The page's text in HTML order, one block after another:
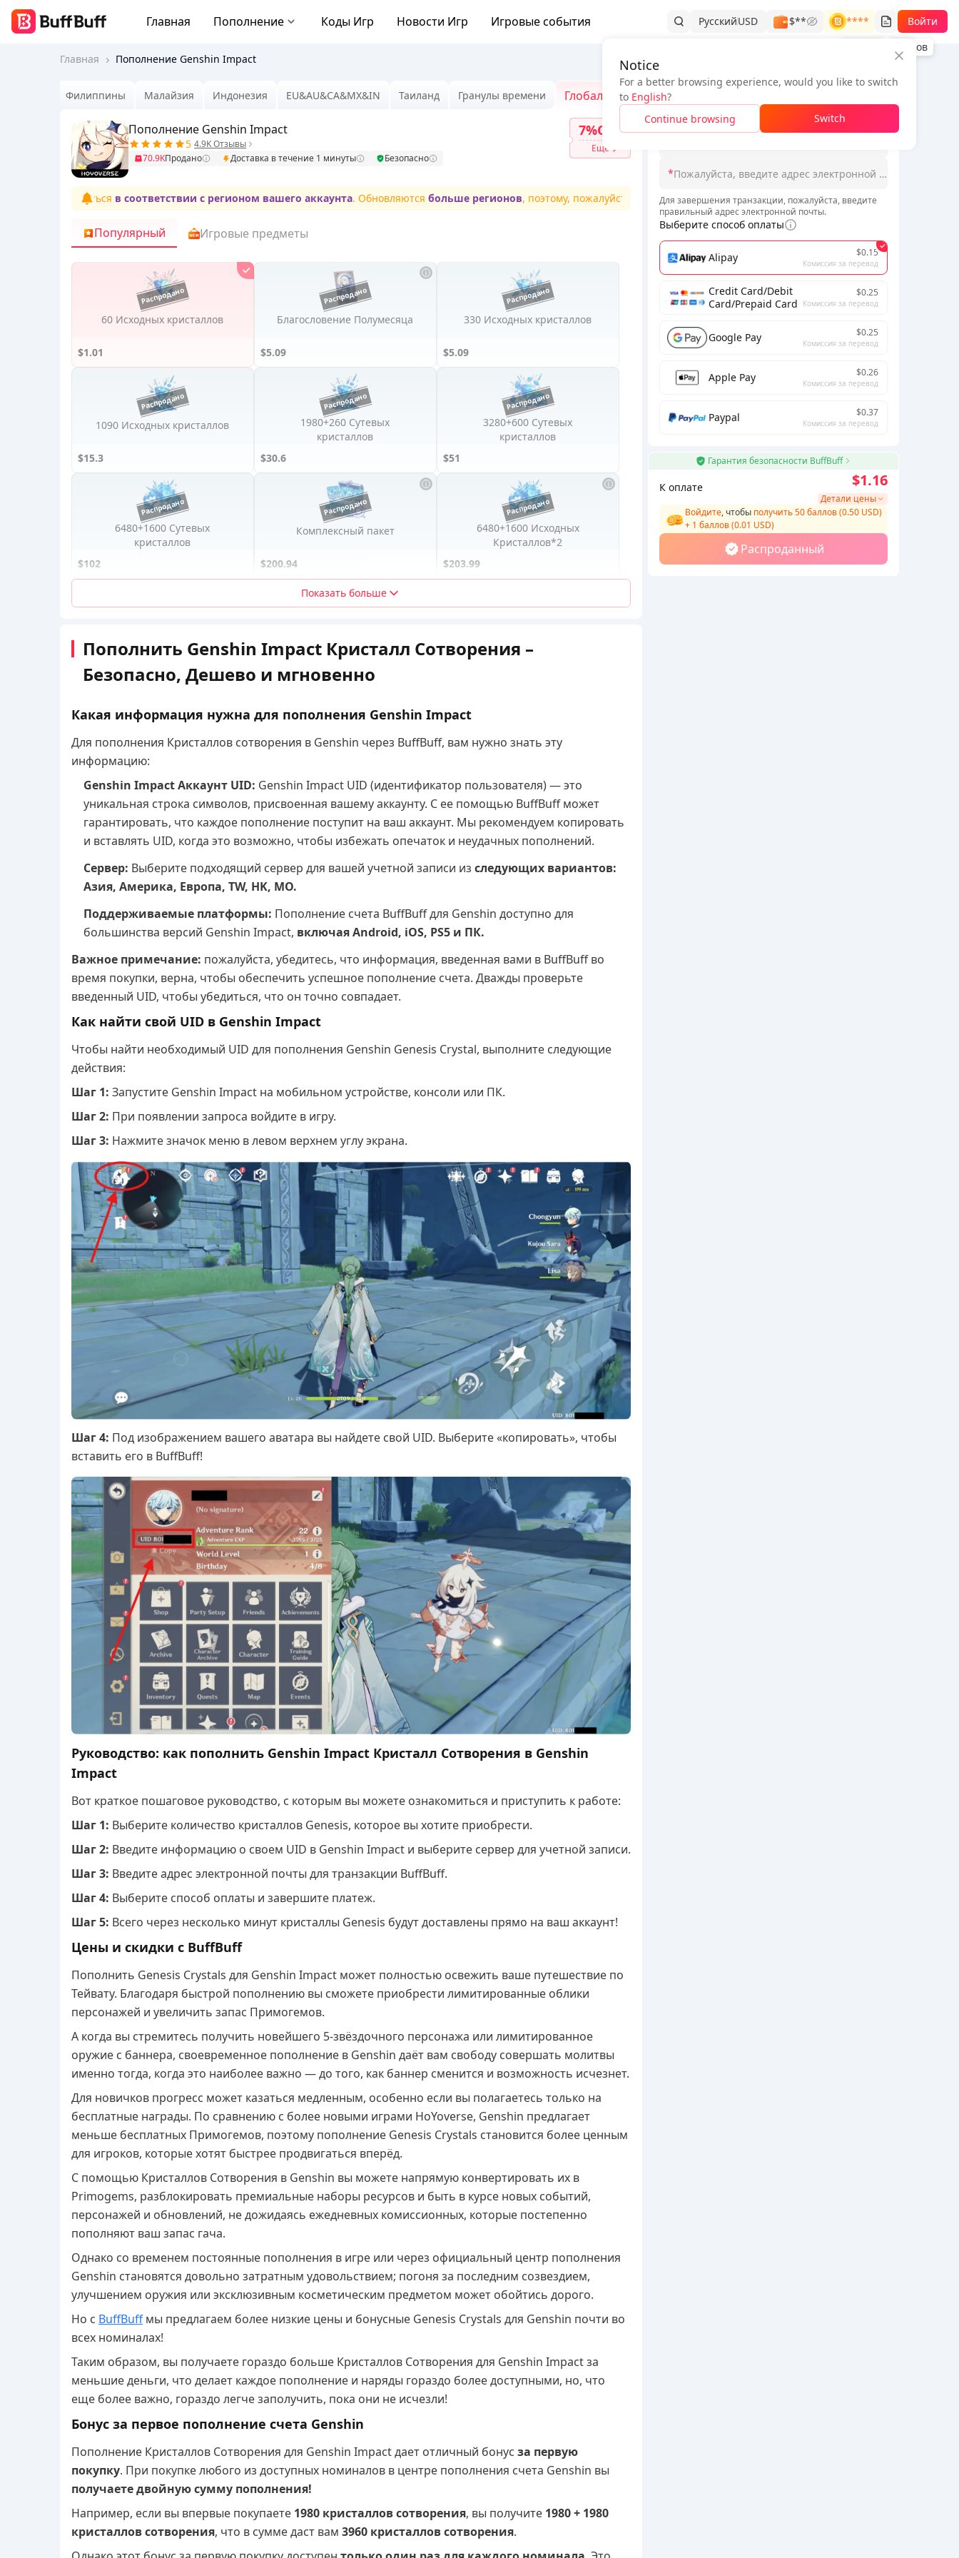
Главная Пополнение Коды Игр Новости Игр Игровые события РусскийUSD $**
****
История заказов
Войти
Главная Пополнение Genshin Impact
Информация о заказе
*
*
Для завершения транзакции, пожалуйста, введите
правильный адрес электронной почты.
Выберите способ оплаты
Alipay $0.15
Комиссия за перевод
Credit Card/Debit
Card/Prepaid Card
$0.25
Комиссия за перевод
Google Pay $0.25
Комиссия за перевод
Apple Pay $0.26
Комиссия за перевод
Paypal $0.37
Комиссия за перевод
Гарантия безопасности BuffBuff
К оплате
Детали цены
$1.16
Войдите, чтобы получить 50 баллов (0.50 USD)
+ 1 баллов (0.01 USD)
Распроданный
Филиппины Малайзия Индонезия EU&AU&CA&MX&IN Таиланд Гранулы времени Глобальный
Пополнение Genshin Impact
5 4.9K Отзывы
70.9KПродано Доставка в течение 1 минуты Безопасно
7%OFF
Ещё
размещатьсяв соответствии с регионом вашего аккаунта. Обновляютсябольше регионов, поэтому, пожалуйста, подождите терпеливо. Заказы должны размещаться
Популярный Игровые предметы
60 Исходных кристаллов
$1.01
Благословение Полумесяца
$5.09
330 Исходных кристаллов
$5.09
1090 Исходных кристаллов
$15.3
1980+260 Сутевых
кристаллов
$30.6
3280+600 Сутевых
кристаллов
$51
6480+1600 Сутевых
кристаллов
$102
Комплексный пакет
$200.94
6480+1600 Исходных
Кристаллов*2
$203.99
Показать больше
Пополнить Genshin Impact Кристалл Сотворения –
Безопасно, Дешево и мгновенно
Какая информация нужна для пополнения Genshin Impact
Для пополнения Кристаллов сотворения в Genshin через BuffBuff, вам нужно знать эту
информацию:
Genshin Impact Аккаунт UID: Genshin Impact UID (идентификатор пользователя) — это
уникальная строка символов, присвоенная вашему аккаунту. С ее помощью BuffBuff может
гарантировать, что каждое пополнение поступит на ваш аккаунт. Мы рекомендуем копировать
и вставлять UID, когда это возможно, чтобы избежать опечаток и неудачных пополнений.
Сервер: Выберите подходящий сервер для вашей учетной записи из следующих вариантов:
Азия, Америка, Европа, TW, HK, MO.
Поддерживаемые платформы: Пополнение счета BuffBuff для Genshin доступно для
большинства версий Genshin Impact, включая Android, iOS, PS5 и ПК.
Важное примечание: пожалуйста, убедитесь, что информация, введенная вами в BuffBuff во
время покупки, верна, чтобы обеспечить успешное пополнение счета. Дважды проверьте
введенный UID, чтобы убедиться, что он точно совпадает.
Как найти свой UID в Genshin Impact
Чтобы найти необходимый UID для пополнения Genshin Genesis Crystal, выполните следующие
действия:
Шаг 1: Запустите Genshin Impact на мобильном устройстве, консоли или ПК.
Шаг 2: При появлении запроса войдите в игру.
Шаг 3: Нажмите значок меню в левом верхнем углу экрана.
Шаг 4: Под изображением вашего аватара вы найдете свой UID. Выберите «копировать», чтобы
вставить его в BuffBuff!
Руководство: как пополнить Genshin Impact Кристалл Сотворения в Genshin
Impact
Вот краткое пошаговое руководство, с которым вы можете ознакомиться и приступить к работе:
Шаг 1: Выберите количество кристаллов Genesis, которое вы хотите приобрести.
Шаг 2: Введите информацию о своем UID в Genshin Impact и выберите сервер для учетной записи.
Шаг 3: Введите адрес электронной почты для транзакции BuffBuff.
Шаг 4: Выберите способ оплаты и завершите платеж.
Шаг 5: Всего через несколько минут кристаллы Genesis будут доставлены прямо на ваш аккаунт!
Цены и скидки с BuffBuff
Пополнить Genesis Crystals для Genshin Impact может полностью освежить ваше путешествие по
Тейвату. Благодаря быстрой пополнению вы сможете приобрести лимитированные облики
персонажей и увеличить запас Примогемов.
А когда вы стремитесь получить новейшего 5-звёздочного персонажа или лимитированное
оружие с баннера, своевременное пополнение в Genshin даёт вам свободу совершать молитвы
именно тогда, когда это наиболее важно — до того, как баннер сменится и возможность исчезнет.
Для новичков прогресс может казаться медленным, особенно если вы полагаетесь только на
бесплатные награды. По сравнению с более новыми играми HoYoverse, Genshin предлагает
меньше бесплатных Примогемов, поэтому пополнение Genesis Crystals становится более ценным
для игроков, которые хотят быстрее продвигаться вперёд.
С помощью Кристаллов Сотворения в Genshin вы можете напрямую конвертировать их в
Primogems, разблокировать премиальные наборы ресурсов и быть в курсе новых событий,
персонажей и обновлений, не дожидаясь ежедневных комиссионных, которые постепенно
пополняют ваш запас гача.
Однако со временем постоянные пополнения в игре или через официальный центр пополнения
Genshin становятся довольно затратным удовольствием; погоня за последним созвездием,
улучшением оружия или эксклюзивным косметическим предметом может обойтись дорого.
Но с BuffBuffмы предлагаем более низкие цены и бонусные Genesis Crystals для Genshin почти во
всех номиналах!
Таким образом, вы получаете гораздо больше Кристаллов Сотворения для Genshin Impact за
меньшие деньги, что делает каждое пополнение и наряды гораздо более доступными, но, что
еще более важно, гораздо легче заполучить, пока они не исчезли!
Бонус за первое пополнение счета Genshin
Пополнение Кристаллов Сотворения для Genshin Impact дает отличный бонус за первую
покупку. При покупке любого из доступных номиналов в центре пополнения счета Genshin вы
получаете двойную сумму пополнения!
Например, если вы впервые покупаете 1980 кристаллов сотворения, вы получите 1980 + 1980
кристаллов сотворения, что в сумме даст вам 3960 кристаллов сотворения.
Notice
For a better browsing experience, would you like to switch
to English?
Continue browsing
Switch